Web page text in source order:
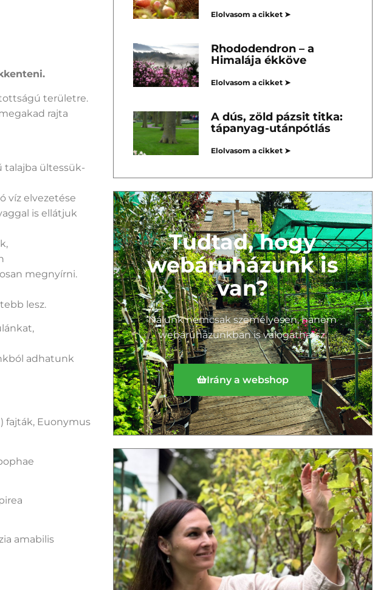
területre.
rajta
talajba ültessük-
víz elvezetése
is ellátjuk
megnyírni.
lesz.
adhatunk
fajták, Euonymus
amabilis
Elolvasom a cikket ➤
Rhododendron – a
Himalája ékköve
Elolvasom a cikket ➤
A dús, zöld pázsit titka:
tápanyag-utánpótlás
Elolvasom a cikket ➤
Tudtad, hogy
webáruházunk is
van?
Nálunk nemcsak személyesen, hanem
webáruházunkban is válogathatsz.
Irány a webshop